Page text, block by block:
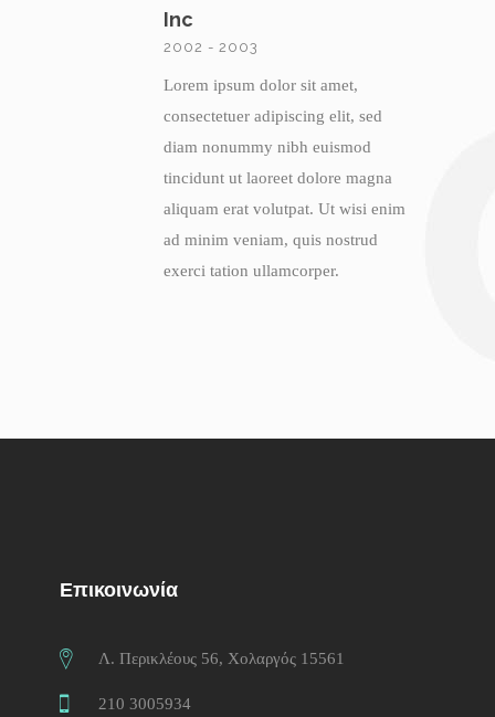
Inc
2002 - 2003
Lorem ipsum dolor sit amet,
consectetuer adipiscing elit, sed
diam nonummy nibh euismod
tincidunt ut laoreet dolore magna
aliquam erat volutpat. Ut wisi enim
ad minim veniam, quis nostrud
exerci tation ullamcorper.
Επικοινωνία
Λ. Περικλέους 56, Χολαργός 15561
210 3005934